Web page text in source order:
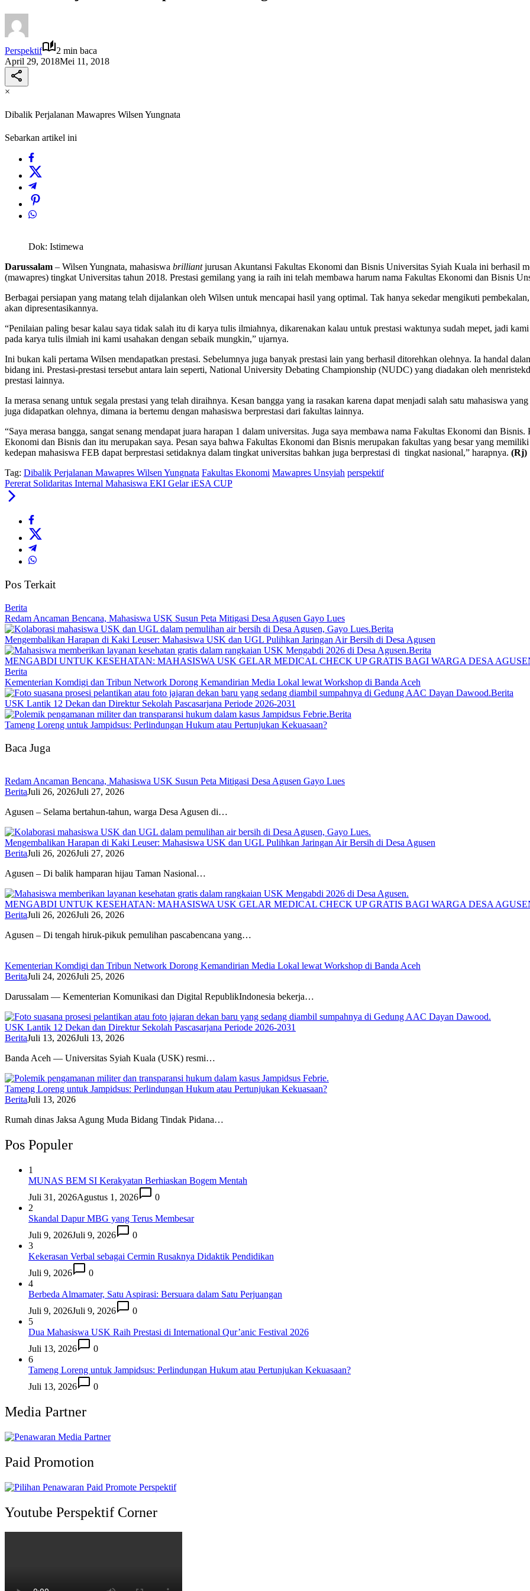
Perspektif
2 min baca
April 29, 2018Mei 11, 2018
×
Dibalik Perjalanan Mawapres Wilsen Yungnata
Sebarkan artikel ini
Dok: Istimewa
Darussalam – Wilsen Yungnata, mahasiswa brilliantjurusan Akuntansi Fakultas Ekonomi dan Bisnis Universitas Syiah Kuala ini berhasil
(mawapres) tingkat Universitas tahun 2018. Prestasi gemilang yang ia raih ini telah membawa harum nama Fakultas Ekonomi dan Bisnis
Berbagai persiapan yang matang telah dijalankan oleh Wilsen untuk mencapai hasil yang optimal. Tak hanya sekedar mengikuti
akan dipresentasikannya.
“Penilaian paling besar kalau saya tidak salah itu di karya tulis ilmiahnya, dikarenakan kalau untuk prestasi waktunya sudah mepet, jadi
pada karya tulis ilmiah ini kami usahakan dengan sebaik mungkin,” ujarnya.
Ini bukan kali pertama Wilsen mendapatkan prestasi. Sebelumnya juga banyak prestasi lain yang berhasil ditorehkan olehnya. Ia handal
bidang ini. Prestasi-prestasi tersebut antara lain seperti, National University Debating Championship (NUDC) yang diadakan oleh
prestasi lainnya.
Ia merasa senang untuk segala prestasi yang telah diraihnya. Kesan bangga yang ia rasakan karena dapat menjadi salah satu mahasiswa
juga didapatkan olehnya, dimana ia bertemu dengan mahasiswa berprestasi dari fakultas lainnya.
“Saya merasa bangga, sangat senang mendapat juara harapan 1 dalam universitas. Juga saya membawa nama Fakultas Ekonomi dan
Ekonomi dan Bisnis dan itu merupakan saya. Pesan saya bahwa Fakultas Ekonomi dan Bisnis merupakan fakultas yang besar yang
kedepan mahasiswa FEB dapat berprestasi setidaknya dalam tingkat universitas bahkan juga berprestasi di tingkat nasional,” harapnya. (Rj)
Tag: Dibalik Perjalanan Mawapres Wilsen Yungnata Fakultas Ekonomi Mawapres Unsyiah perspektif
Pererat Solidaritas Internal Mahasiswa EKI Gelar iESA CUP
Pos Terkait
Berita
Redam Ancaman Bencana, Mahasiswa USK Susun Peta Mitigasi Desa Agusen Gayo Lues
Berita
Mengembalikan Harapan di Kaki Leuser: Mahasiswa USK dan UGL Pulihkan Jaringan Air Bersih di Desa Agusen
Berita
MENGABDI UNTUK KESEHATAN: MAHASISWA USK GELAR MEDICAL CHECK UP GRATIS BAGI WARGA DESA
Berita
Kementerian Komdigi dan Tribun Network Dorong Kemandirian Media Lokal lewat Workshop di Banda Aceh
Berita
USK Lantik 12 Dekan dan Direktur Sekolah Pascasarjana Periode 2026-2031
Berita
Tameng Loreng untuk Jampidsus: Perlindungan Hukum atau Pertunjukan Kekuasaan?
Baca Juga
Redam Ancaman Bencana, Mahasiswa USK Susun Peta Mitigasi Desa Agusen Gayo Lues
BeritaJuli 26, 2026Juli 27, 2026
Agusen – Selama bertahun-tahun, warga Desa Agusen di…
Mengembalikan Harapan di Kaki Leuser: Mahasiswa USK dan UGL Pulihkan Jaringan Air Bersih di Desa Agusen
BeritaJuli 26, 2026Juli 27, 2026
Agusen – Di balik hamparan hijau Taman Nasional…
MENGABDI UNTUK KESEHATAN: MAHASISWA USK GELAR MEDICAL CHECK UP GRATIS BAGI WARGA DESA
BeritaJuli 26, 2026Juli 26, 2026
Agusen – Di tengah hiruk-pikuk pemulihan pascabencana yang…
Kementerian Komdigi dan Tribun Network Dorong Kemandirian Media Lokal lewat Workshop di Banda Aceh
BeritaJuli 24, 2026Juli 25, 2026
Darussalam — Kementerian Komunikasi dan Digital RepublikIndonesia bekerja…
USK Lantik 12 Dekan dan Direktur Sekolah Pascasarjana Periode 2026-2031
BeritaJuli 13, 2026Juli 13, 2026
Banda Aceh — Universitas Syiah Kuala (USK) resmi…
Tameng Loreng untuk Jampidsus: Perlindungan Hukum atau Pertunjukan Kekuasaan?
BeritaJuli 13, 2026
Rumah dinas Jaksa Agung Muda Bidang Tindak Pidana…
Pos Populer
1
MUNAS BEM SI Kerakyatan Berhiaskan Bogem Mentah
Juli 31, 2026Agustus 1, 2026
0
2
Skandal Dapur MBG yang Terus Membesar
Juli 9, 2026Juli 9, 2026
0
3
Kekerasan Verbal sebagai Cermin Rusaknya Didaktik Pendidikan
Juli 9, 2026
0
4
Berbeda Almamater, Satu Aspirasi: Bersuara dalam Satu Perjuangan
Juli 9, 2026Juli 9, 2026
0
5
Dua Mahasiswa USK Raih Prestasi di International Qur’anic Festival 2026
Juli 13, 2026
0
6
Tameng Loreng untuk Jampidsus: Perlindungan Hukum atau Pertunjukan Kekuasaan?
Juli 13, 2026
0
Media Partner
Paid Promotion
Youtube Perspektif Corner